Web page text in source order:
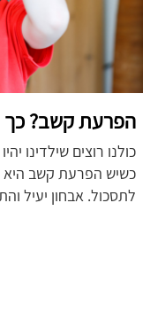
הפרעת קשב? כך
כולנו רוצים שילדינו
כשיש הפרעת קשב היא
לתסכול. אבחון יעיל